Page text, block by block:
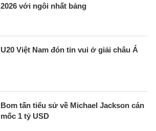
2026 với ngôi nhất bảng
U20 Việt Nam đón tin vui ở giải châu Á
Bom tấn tiểu sử về Michael Jackson cán
mốc 1 tỷ USD